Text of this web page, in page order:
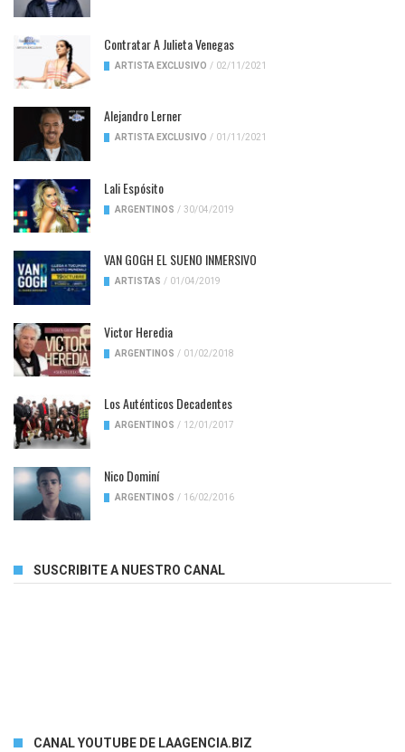
Contratar A Julieta Venegas
ARTISTA EXCLUSIVO / 02/11/2021
Alejandro Lerner
ARTISTA EXCLUSIVO / 01/11/2021
Lali Espósito
ARGENTINOS / 30/04/2019
VAN GOGH EL SUENO INMERSIVO
ARTISTAS / 01/04/2019
Victor Heredia
ARGENTINOS / 01/02/2018
Los Auténticos Decadentes
ARGENTINOS / 12/01/2017
Nico Dominí
ARGENTINOS / 16/02/2016
SUSCRIBITE A NUESTRO CANAL
CANAL YOUTUBE DE LAAGENCIA.BIZ